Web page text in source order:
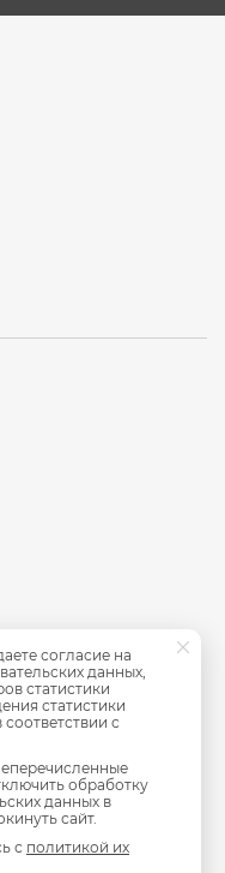
согласие на
данных,
статистики
статистики
с
обработку
данных в
сайт.
с политикой их